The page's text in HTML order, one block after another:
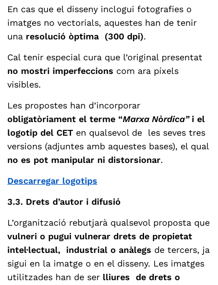
En cas que el disseny inclogui fotografies o
imatges no vectorials, aquestes han de tenir
una resolució òptima (300 dpi).
Cal tenir especial cura que l’original presentat
no mostri imperfeccions com ara píxels
visibles.
Les propostes han d’incorporar
obligatòriament el terme “Marxa Nòrdica” i el
logotip del CET en qualsevol de les seves tres
versions (adjuntes amb aquestes bases), el qual
no es pot manipular ni distorsionar.
Descarregar logotips
3.3. Drets d’autor i difusió
L’organització rebutjarà qualsevol proposta que
vulneri o pugui vulnerar drets de propietat
intel·lectual, industrial o anàlegs de tercers, ja
sigui en la imatge o en el disseny. Les imatges
utilitzades han de ser lliures de drets o